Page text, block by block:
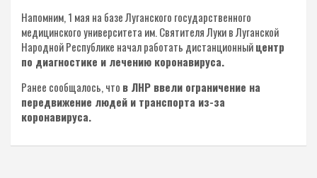
Напомним, 1 мая на базе Луганского государственного
медицинского университета им. Святителя Луки в Луганской
Народной Республике начал работать дистанционныйцентр
по диагностике и лечению коронавируса.
Ранее сообщалось, что в ЛНР ввели ограничение на
передвижение людей и транспорта из-за
коронавируса.